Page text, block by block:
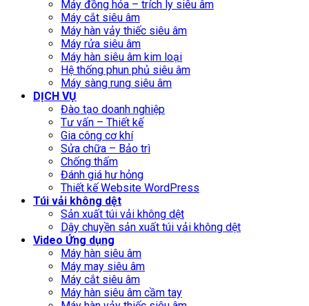
Máy đồng hóa – trích ly siêu âm
Máy cắt siêu âm
Máy hàn vảy thiếc siêu âm
Máy rửa siêu âm
Máy hàn siêu âm kim loại
Hệ thống phun phủ siêu âm
Máy sàng rung siêu âm
DỊCH VỤ
Đào tạo doanh nghiệp
Tư vấn – Thiết kế
Gia công cơ khí
Sửa chữa – Bảo trì
Chống thấm
Đánh giá hư hỏng
Thiết kế Website WordPress
Túi vải không dệt
Sản xuất túi vải không dệt
Dây chuyền sản xuất túi vải không dệt
Video Ứng dụng
Máy hàn siêu âm
Máy may siêu âm
Máy cắt siêu âm
Máy hàn siêu âm cầm tay